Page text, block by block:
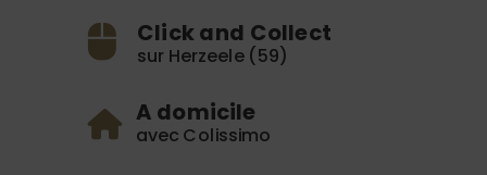
Click and Collect
sur Herzeele (59)
A domicile
avec Colissimo